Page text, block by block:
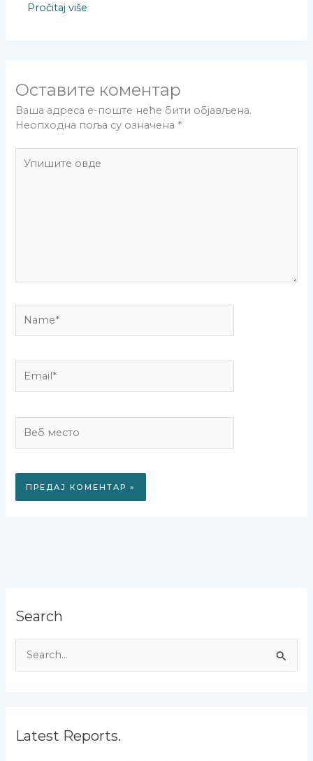
Pročitaj više
Оставите коментар
Ваша адреса е-поште неће бити објављена.
Неопходна поља су означена *
овде
место
Search
р
рLatest Reports.